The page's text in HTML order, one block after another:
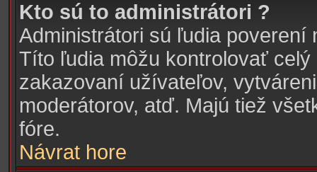
Kto sú to administrátori ?
Administrátori sú ľudia poverení
Títo ľudia môžu kontrolovať
zakazovaní užívateľov,
moderátorov, atď. Majú tiež
fóre.
Návrat hore